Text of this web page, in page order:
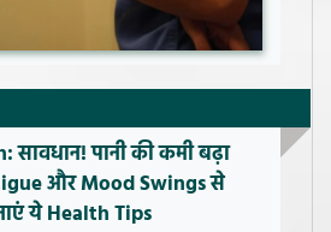
पानी की कमी बढ़ा
और Mood Swings से
ये Health Tips